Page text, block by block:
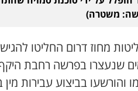
משטרה)
מחוז דרום החליטו
והורשעו בביצוע עבירות